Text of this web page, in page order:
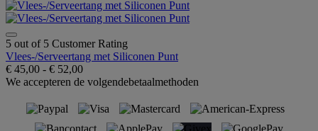
5 out of 5 Customer Rating
Vlees-/Serveertang met Siliconen Punt
€ 45,00 - € 52,00
We accepteren de volgendebetaalmethoden